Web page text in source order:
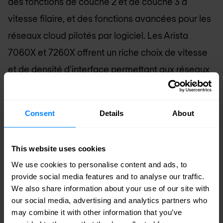
Consent Details About
This website uses cookies
We use cookies to personalise content and ads, to
provide social media features and to analyse our traffic.
We also share information about your use of our site with
our social media, advertising and analytics partners who
may combine it with other information that you’ve
vitesse filaire, et des fonctions avancées pour les
réseaux cloud pilotés par logiciel. Les Arista
7060X et 7260X offrent un riche choix de vitesse
et de densité d'interface permettant aux réseaux
d'évoluer de manière transparente du 10G/40G
Flexibilité 10/25/40/50/100G
La série Arista 7050X3 est constituée de
commutateurs pour centres de données
spécialement conçus, dans des facteurs de forme
compacts et économes en énergie, avec des
fonctions de couche 2 et de couche 3 à vitesse